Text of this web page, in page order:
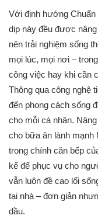
Với định hướng Chuẩn
dịp này đều được
nên trải nghiệm sống
mọi lúc, mọi nơi –
công việc hay khi cần
Thông qua công nghệ
đến phong cách sống
cho mỗi cá nhân.
cho bữa ăn lành mạnh
trong chính căn bếp
kế để phục vụ cho
vẫn luôn đề cao lối
tại nhà – đơn giản
dầu.